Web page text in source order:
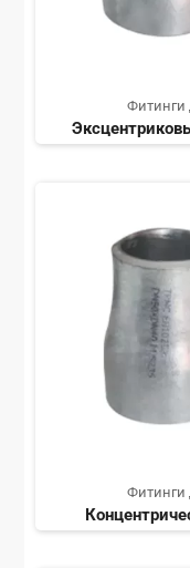
Фитинги
Фитинги